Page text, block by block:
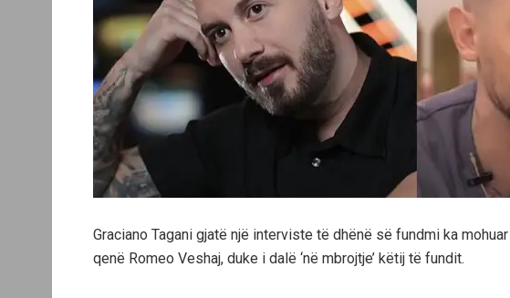
Graciano Tagani gjatë një interviste të dhënë së fundmi ka
qenë Romeo Veshaj, duke i dalë ‘në mbrojtje’ këtij të fundit.